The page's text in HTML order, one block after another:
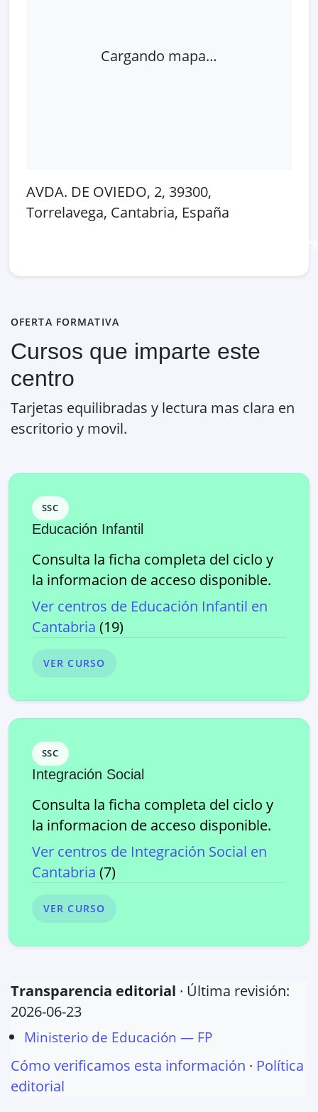
Cargando mapa…
AVDA. DE OVIEDO, 2, 39300,
Torrelavega, Cantabria, España
OFERTA FORMATIVA
Cursos que imparte este
centro
Tarjetas equilibradas y lectura mas clara en
escritorio y movil.
SSC
Educación Infantil
Consulta la ficha completa del ciclo y
la informacion de acceso disponible.
Ver centros de Educación Infantil en
Cantabria (19)
VER CURSO
SSC
Integración Social
Consulta la ficha completa del ciclo y
la informacion de acceso disponible.
Ver centros de Integración Social en
Cantabria (7)
VER CURSO
Transparencia editorial · Última revisión:
2026-06-23
Ministerio de Educación — FP
Cómo verificamos esta información · Política
editorial